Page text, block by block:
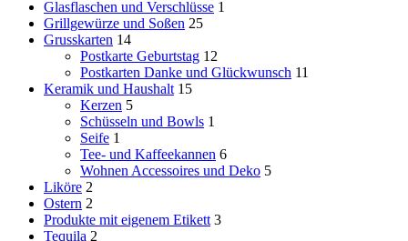
Glasflaschen und Verschlüsse 1
Grillgewürze und Soßen 25
Grusskarten 14
Postkarte Geburtstag 12
Postkarten Danke und Glückwunsch 11
Keramik und Haushalt 15
Kerzen 5
Schüsseln und Bowls 1
Seife 1
Tee- und Kaffeekannen 6
Wohnen Accessoires und Deko 5
Liköre 2
Ostern 2
Produkte mit eigenem Etikett 3
Tequila 2